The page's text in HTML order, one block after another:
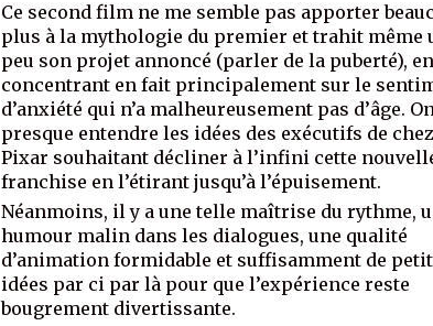
Ce second film ne me semble pas apporter
plus à la mythologie du premier et trahit même
peu son projet annoncé (parler de la puberté),
concentrant en fait principalement sur le
d’anxiété qui n’a malheureusement pas d’âge.
presque entendre les idées des exécutifs de
Pixar souhaitant décliner à l’infini cette
franchise en l’étirant jusqu’à l’épuisement.
Néanmoins, il y a une telle maîtrise du rythme,
humour malin dans les dialogues, une qualité
d’animation formidable et suffisamment de
idées par ci par là pour que l’expérience reste
bougrement divertissante.